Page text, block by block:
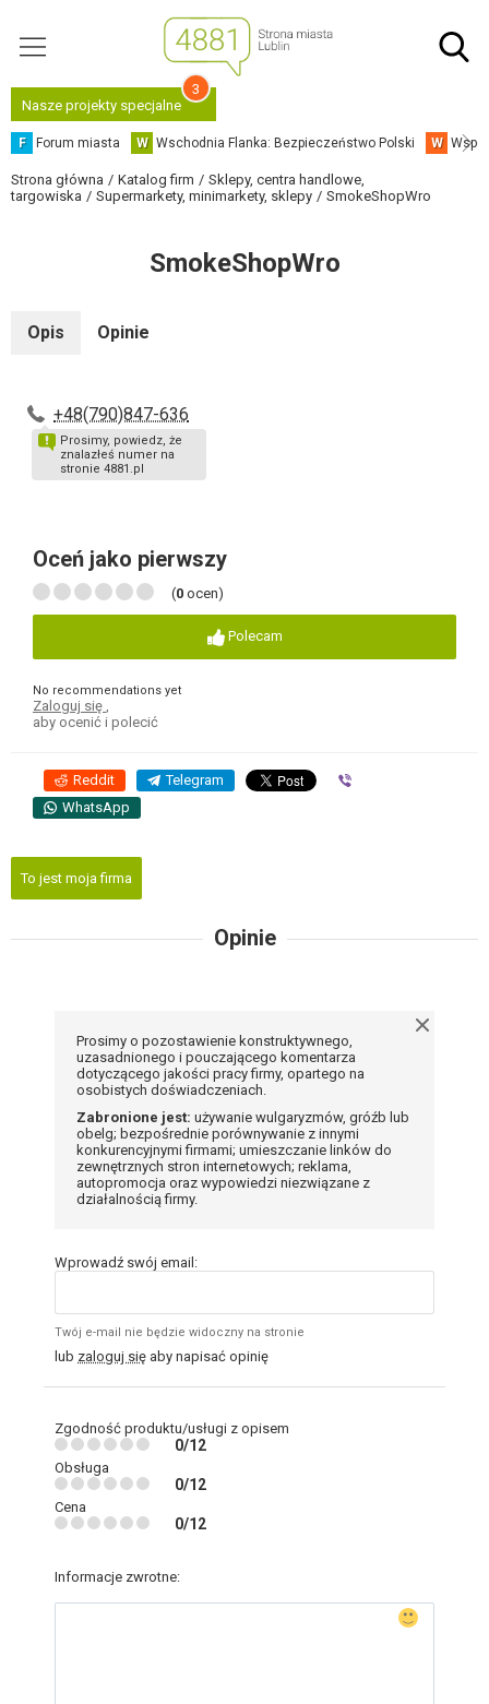
Nasze projekty specjalne
3
F Forum miasta W Wschodnia Flanka: Bezpieczeństwo Polski W
Strona główna Katalog firm
Sklepy, centra handlowe,
targowiska
Supermarkety, minimarkety, sklepy SmokeShopWro
SmokeShopWro
Opis Opinie
+48(790)847-636
Prosimy, powiedz, że
znalazłeś numer na
stronie 4881.pl
Oceń jako pierwszy
(0 ocen)
Polecam
No recommendations yet
Zaloguj się
aby ocenić i polecić
Reddit Telegram
WhatsApp
To jest moja firma
Opinie
Prosimy o pozostawienie konstruktywnego,
uzasadnionego i pouczającego komentarza
dotyczącego jakości pracy firmy, opartego na
osobistych doświadczeniach.
Zabronione jest: używanie wulgaryzmów, gróźb lub
obelg; bezpośrednie porównywanie z innymi
konkurencyjnymi firmami; umieszczanie linków do
zewnętrznych stron internetowych; reklama,
autopromocja oraz wypowiedzi niezwiązane z
działalnością firmy.
Wprowadź swój email:
Twój e-mail nie będzie widoczny na stronie
lub zaloguj się aby napisać opinię
Zgodność produktu/usługi z opisem
0/12
Obsługa
0/12
Cena
0/12
Informacje zwrotne: